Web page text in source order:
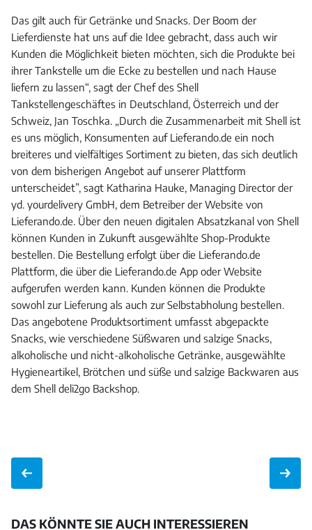
Das gilt auch für Getränke und Snacks. Der Boom der
Lieferdienste hat uns auf die Idee gebracht, dass auch wir
Kunden die Möglichkeit bieten möchten, sich die Produkte bei
ihrer Tankstelle um die Ecke zu bestellen und nach Hause
liefern zu lassen“, sagt der Chef des Shell
Tankstellengeschäftes in Deutschland, Österreich und der
Schweiz, Jan Toschka. „Durch die Zusammenarbeit mit Shell ist
es uns möglich, Konsumenten auf Lieferando.de ein noch
breiteres und vielfältiges Sortiment zu bieten, das sich deutlich
von dem bisherigen Angebot auf unserer Plattform
unterscheidet”, sagt Katharina Hauke, Managing Director der
yd. yourdelivery GmbH, dem Betreiber der Website von
Lieferando.de. Über den neuen digitalen Absatzkanal von Shell
können Kunden in Zukunft ausgewählte Shop-Produkte
bestellen. Die Bestellung erfolgt über die Lieferando.de
Plattform, die über die Lieferando.de App oder Website
aufgerufen werden kann. Kunden können die Produkte
sowohl zur Lieferung als auch zur Selbstabholung bestellen.
Das angebotene Produktsortiment umfasst abgepackte
Snacks, wie verschiedene Süßwaren und salzige Snacks,
alkoholische und nicht-alkoholische Getränke, ausgewählte
Hygieneartikel, Brötchen und süße und salzige Backwaren aus
dem Shell deli2go Backshop.
DAS KÖNNTE SIE AUCH INTERESSIEREN